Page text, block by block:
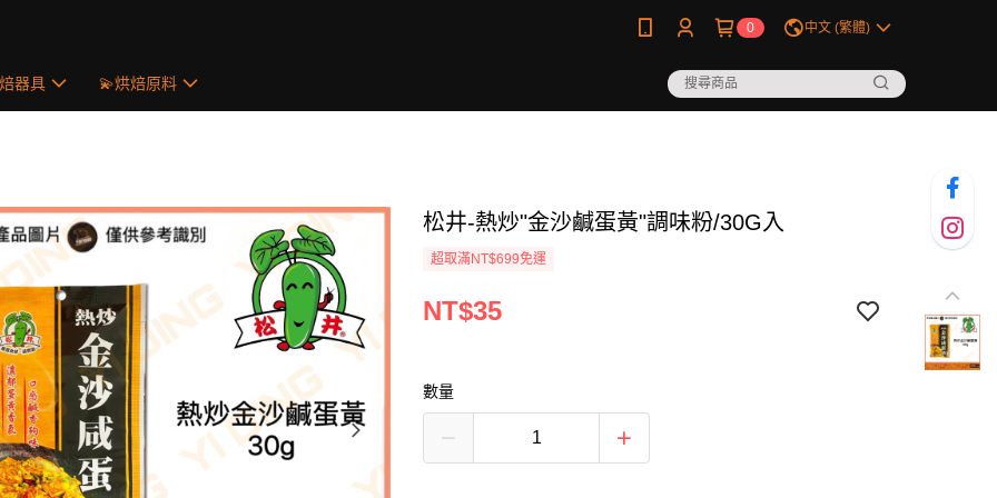
0 中文 (繁體)
器具 💫烘焙原料
松井-熱炒"金沙鹹蛋黃"調味粉/30G入
超取滿NT$699免運
NT$35
數量